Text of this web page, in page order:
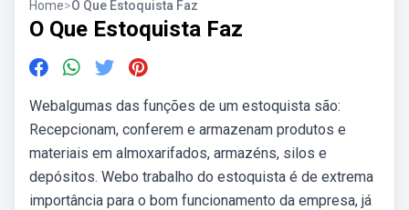
Home>O Que Estoquista Faz
O Que Estoquista Faz
Webalgumas das funções de um estoquista são:
Recepcionam, conferem e armazenam produtos e
materiais em almoxarifados, armazéns, silos e
depósitos. Webo trabalho do estoquista é de extrema
importância para o bom funcionamento da empresa, já